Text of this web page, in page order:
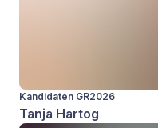
Kandidaten GR2026
Tanja Hartog